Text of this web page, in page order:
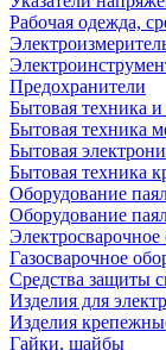
Рабочая одежда,
Предохранители
Бытовая техника и
Бытовая техника
Бытовая
Бытовая техника
Оборудование
Оборудование
Электросварочное
Газосварочное
Средства защиты
Изделия для
Изделия
Гайки, шайбы